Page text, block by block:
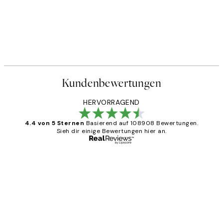
Kundenbewertungen
HERVORRAGEND
4.4 von 5 Sternen Basierend auf 108908 Bewertungen.
Sieh dir einige Bewertungen hier an.